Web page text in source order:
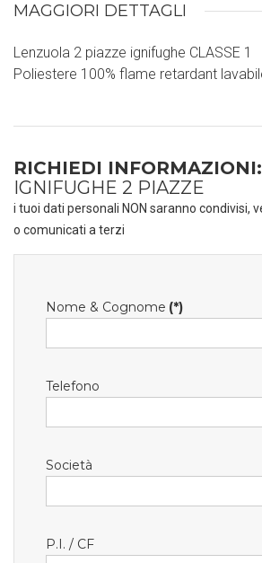
MAGGIORI DETTAGLI
Lenzuola 2 piazze ignifughe CLASSE 1
Poliestere 100% flame retardant
RICHIEDI INFORMAZIONI:
IGNIFUGHE 2 PIAZZE
i tuoi dati personali NON saranno condivisi,
o comunicati a terzi
Nome & Cognome (*)
Telefono
Società
P.I. / CF